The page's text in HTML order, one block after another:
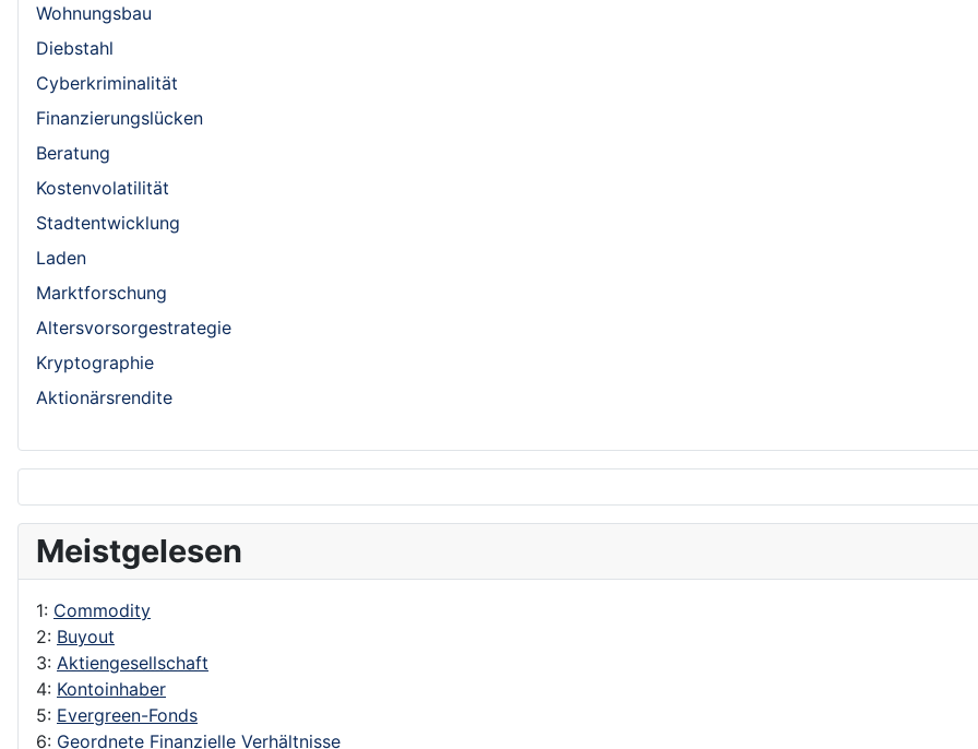
Wohnungsbau
Diebstahl
Cyberkriminalität
Finanzierungslücken
Beratung
Kostenvolatilität
Stadtentwicklung
Laden
Marktforschung
Altersvorsorgestrategie
Kryptographie
Aktionärsrendite
Meistgelesen
1: Commodity
2: Buyout
3: Aktiengesellschaft
4: Kontoinhaber
5: Evergreen-Fonds
6: Geordnete Finanzielle Verhältnisse